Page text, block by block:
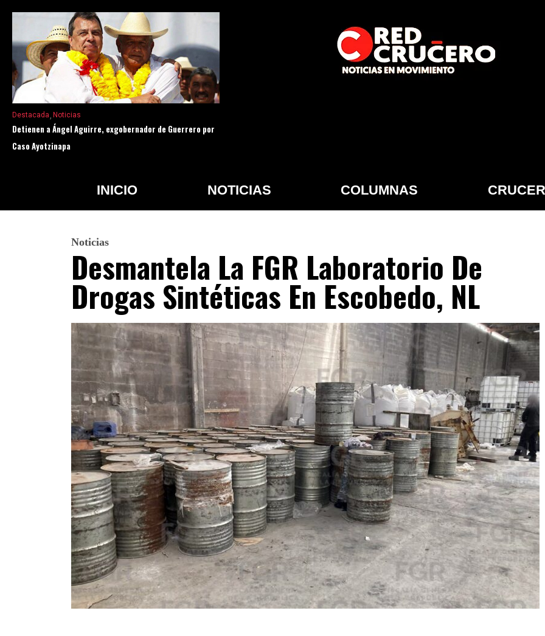
Destacada Noticias
Detienen a Ángel Aguirre, exgobernador de Guerrero por
Caso Ayotzinapa
INICIO NOTICIAS COLUMNAS
Noticias
Desmantela La FGR Laboratorio De
Drogas Sintéticas En Escobedo, NL